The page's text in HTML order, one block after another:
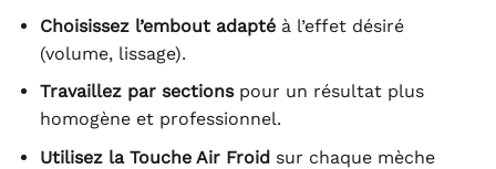
Choisissez l’embout adaptéà l’effet désiré
(volume, lissage).
Travaillez par sectionspour un résultat plus
homogène et professionnel.
Utilisez la Touche Air Froidsur chaque mèche